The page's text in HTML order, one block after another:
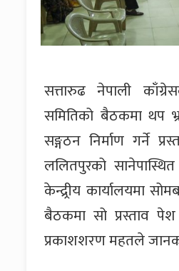
सत्तारुढ नेपाली
समितिको बैठकमा थप
सङ्गठन निर्माण गर्ने
ललितपुरको
केन्द्र्रीय कार्यालयमा
बैठकमा सो प्रस्ताव पेश
प्रकाशशरण महतले